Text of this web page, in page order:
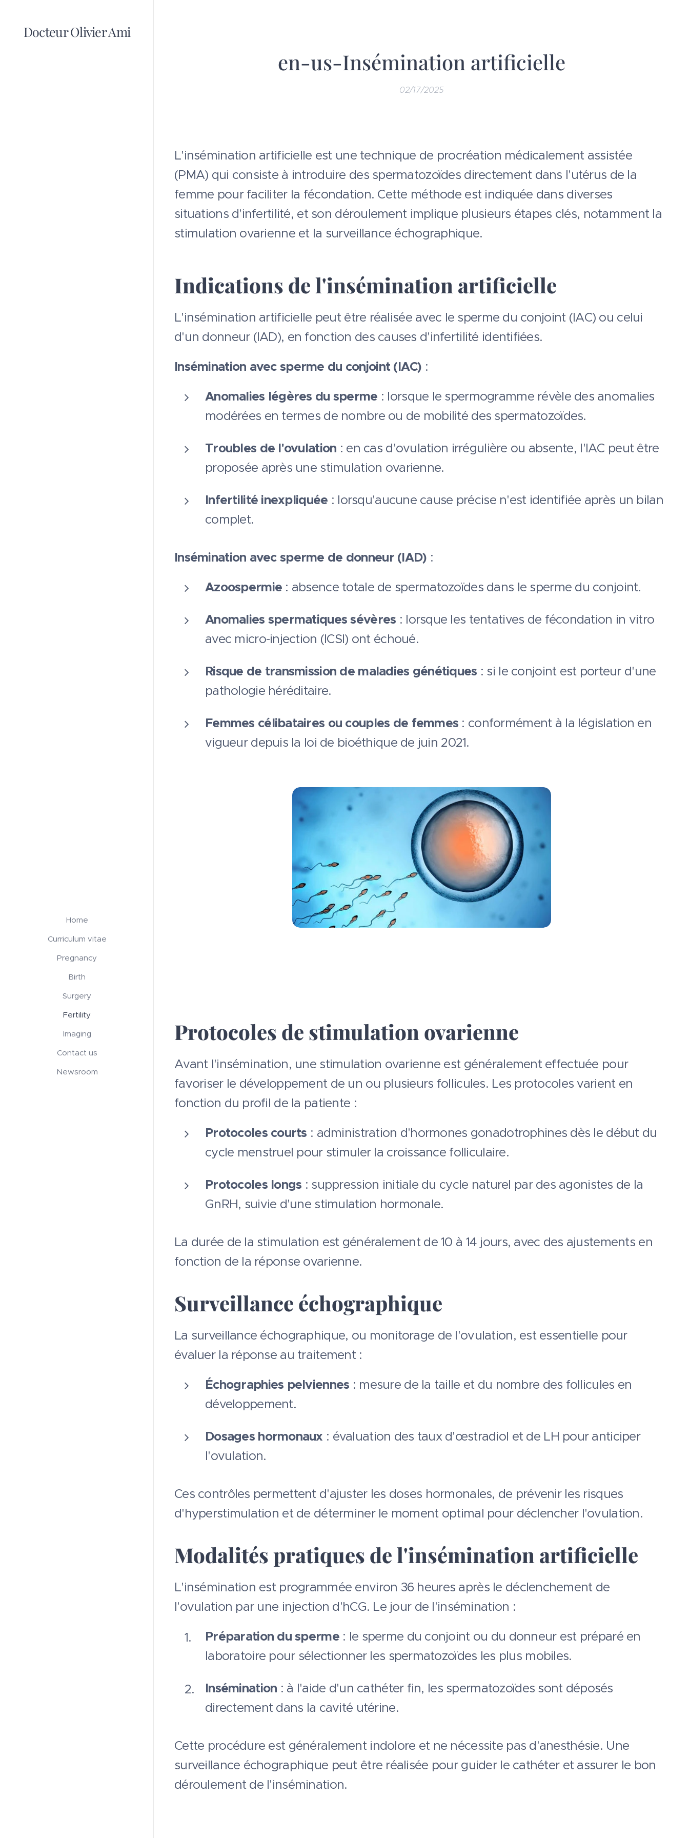
Docteur Olivier Ami
Home
Curriculum vitae
Pregnancy
Birth
Surgery
Fertility
Imaging
Contact us
Newsroom
en-us-Insémination artificielle
02/17/2025
L'insémination artificielle est une technique de procréation médicalement assistée
(PMA) qui consiste à introduire des spermatozoïdes directement dans l'utérus de la
femme pour faciliter la fécondation. Cette méthode est indiquée dans diverses
situations d'infertilité, et son déroulement implique plusieurs étapes clés, notamment la
stimulation ovarienne et la surveillance échographique.
Indications de l'insémination artificielle
L'insémination artificielle peut être réalisée avec le sperme du conjoint (IAC) ou celui
d'un donneur (IAD), en fonction des causes d'infertilité identifiées.
Insémination avec sperme du conjoint (IAC) :
Anomalies légères du sperme : lorsque le spermogramme révèle des anomalies
modérées en termes de nombre ou de mobilité des spermatozoïdes.
Troubles de l'ovulation : en cas d'ovulation irrégulière ou absente, l'IAC peut être
proposée après une stimulation ovarienne.
Infertilité inexpliquée : lorsqu'aucune cause précise n'est identifiée après un bilan
complet.
Insémination avec sperme de donneur (IAD) :
Azoospermie : absence totale de spermatozoïdes dans le sperme du conjoint.
Anomalies spermatiques sévères : lorsque les tentatives de fécondation in vitro
avec micro-injection (ICSI) ont échoué.
Risque de transmission de maladies génétiques : si le conjoint est porteur d'une
pathologie héréditaire.
Femmes célibataires ou couples de femmes : conformément à la législation en
vigueur depuis la loi de bioéthique de juin 2021.
Protocoles de stimulation ovarienne
Avant l'insémination, une stimulation ovarienne est généralement effectuée pour
favoriser le développement de un ou plusieurs follicules. Les protocoles varient en
fonction du profil de la patiente :
Protocoles courts : administration d'hormones gonadotrophines dès le début du
cycle menstruel pour stimuler la croissance folliculaire.
Protocoles longs : suppression initiale du cycle naturel par des agonistes de la
GnRH, suivie d'une stimulation hormonale.
La durée de la stimulation est généralement de 10 à 14 jours, avec des ajustements en
fonction de la réponse ovarienne.
Surveillance échographique
La surveillance échographique, ou monitorage de l'ovulation, est essentielle pour
évaluer la réponse au traitement :
Échographies pelviennes : mesure de la taille et du nombre des follicules en
développement.
Dosages hormonaux : évaluation des taux d'œstradiol et de LH pour anticiper
l'ovulation.
Ces contrôles permettent d'ajuster les doses hormonales, de prévenir les risques
d'hyperstimulation et de déterminer le moment optimal pour déclencher l'ovulation.
Modalités pratiques de l'insémination artificielle
L'insémination est programmée environ 36 heures après le déclenchement de
l'ovulation par une injection d'hCG. Le jour de l'insémination :
Préparation du sperme: le sperme du conjoint ou du donneur est préparé en
laboratoire pour sélectionner les spermatozoïdes les plus mobiles.
Insémination : à l'aide d'un cathéter fin, les spermatozoïdes sont déposés
directement dans la cavité utérine.
Cette procédure est généralement indolore et ne nécessite pas d'anesthésie. Une
surveillance échographique peut être réalisée pour guider le cathéter et assurer le bon
déroulement de l'insémination.